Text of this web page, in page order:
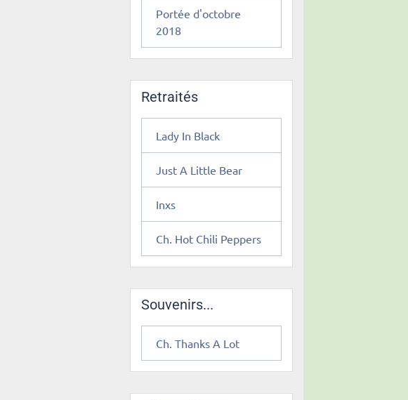
Portée d'octobre
2018
Retraités
Lady In Black
Just A Little Bear
Inxs
Ch. Hot Chili Peppers
Souvenirs...
Ch. Thanks A Lot